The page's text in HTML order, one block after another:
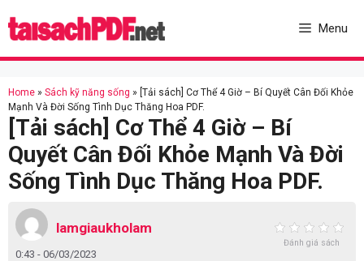
to
Menu
Home » Sách kỹ năng sống » [Tải sách] Cơ Thể 4 Giờ – Bí Quyết Cân Đối Khỏe
Mạnh Và Đời Sống Tình Dục Thăng Hoa PDF.
[Tải sách] Cơ Thể 4 Giờ – Bí
Quyết Cân Đối Khỏe Mạnh Và Đời
Sống Tình Dục Thăng Hoa PDF.
lamgiaukholam
0:43 - 06/03/2023
Đánh giá sách